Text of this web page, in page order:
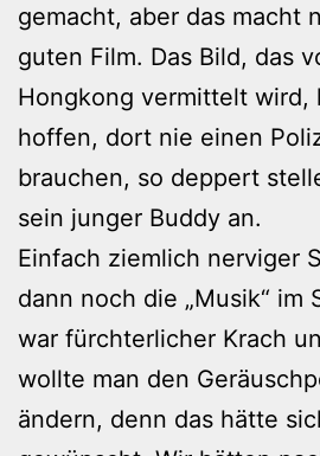
gemacht, aber das macht
guten Film. Das Bild, das
Hongkong vermittelt wird,
hoffen, dort nie einen
brauchen, so deppert
sein junger Buddy an.
Einfach ziemlich nerviger
dann noch die „Musik“ im
war fürchterlicher Krach
wollte man den
ändern, denn das hätte